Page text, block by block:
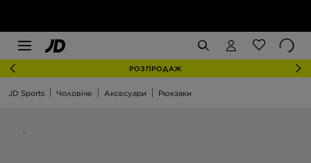
РОЗПРОДАЖ
JD Sports Чоловіче Аксесуари Рюкзаки